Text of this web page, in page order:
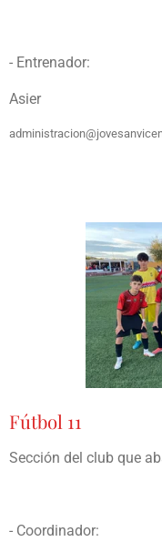
- Entrenador:
Asier
Fútbol 11
Sección del club que
- Coordinador: